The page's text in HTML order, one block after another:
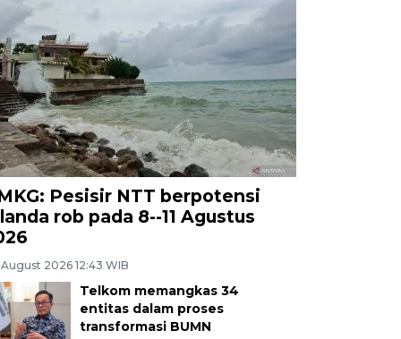
Pesisir NTT berpotensi
rob pada 8--11 Agustus
2026 12:43 WIB
Telkom memangkas 34
entitas dalam proses
transformasi BUMN